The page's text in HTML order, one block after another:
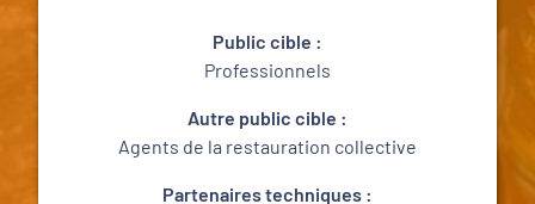
Public cible :
Professionnels
Autre public cible :
Agents de la restauration collective
Partenaires techniques :